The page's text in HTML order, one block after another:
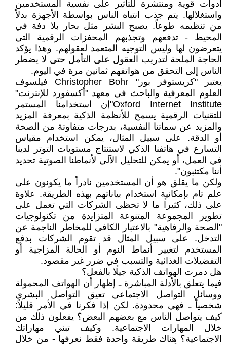
أدوات قوية ومنتشرة للتأثير على نفسية المستخدمين
واستغلالها. يتم جذب انتباه الناس بواسطة الأجهزة بدلاً
من تنظيمه طوعاً. يصبح البشر مثل بحار بلا دفة في
المحيط - تدفعهم وتجذبهم المحفزات الرقمية التي
يتعرضون لها وليس التوجيه المتعمد لعقولهم. وهذا يؤكد
الحاجة الملحة لتدريب العقول على التأمل حتى لا يضطر
الناس إلى التحقق من هواتفهم ثمانين مرة في اليوم.
يعتبر "كريستوفر بور" Christopher Bohr فيلسوف
العلوم المعرفية والباحث في معهد "أكسفورد للإنترنت"
Oxford Internet Institute"إن استخدامنا المستمر
للتقنيات الرقمية يسمح للأنظمة الذكية بمعرفة المزيد
والمزيد عن سماتنا النفسية، بدرجات متفاوتة من الصحة
أو الدقة. على سبيل المثال، يمكن استخدام مقياس
التسارع في هاتفنا الذكي لاستنتاج مستويات التوتر لدينا
في العمل، أو يمكن للتحليل الآلي لأنماطنا الصوتية تحديد
أننا مكتئبون".
ولكن ما يقلق هو أن المستخدمين نادراً ما يكونون على
علم تام بإمكانية استخدام بياناتهم بهذه الطريقة. علاوة
على ذلك، كثيراً ما لا تحظى الشركات التي تعمل على
تطوير المجموعة المتنوعة المتزايدة من تكنولوجيات
"الصحة والرفاهية" بالاعتبار الكافي للمخاطر الناجمة عن
التدخل. على سبيل المثال قد تقوم الشركات بدفع
المستخدم لتغيير أنماط النوم أو الحالة المزاجية أو
التفضيلات الغذائية والتسبب في ضرر غير مقصود.
هل دمرت الهواتف الذكية جيلًا بالفعل؟
فيما يتعلق بالأدلة المباشرة ـ إظهار أن الهواتف المحمولة
ووسائل التواصل الاجتماعي تعيق التواصل البشري
شخصياً ـ فهي محدودة. لكن إذا فكرنا في الأمر قليلاً:
كيف يتواصل الناس مع بعضهم البعض؟ يفعلون ذلك من
خلال المهارات الاجتماعية. وكيف تبني مهاراتك
الاجتماعية؟ هناك طريقة واحدة فقط نعرفها - من خلال